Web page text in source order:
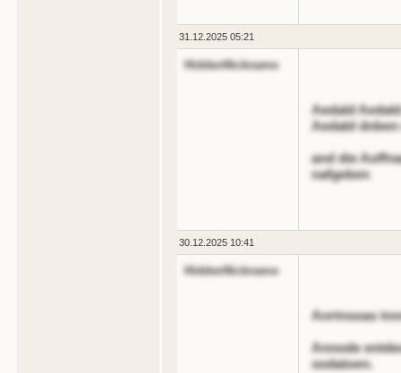
31.12.2025 05:21
HiddenNickname
Aedald
Aedald
and die
nafgeben
30.12.2025 10:41
HiddenNickname
Anrtnsoas
Annode
sodatoen.